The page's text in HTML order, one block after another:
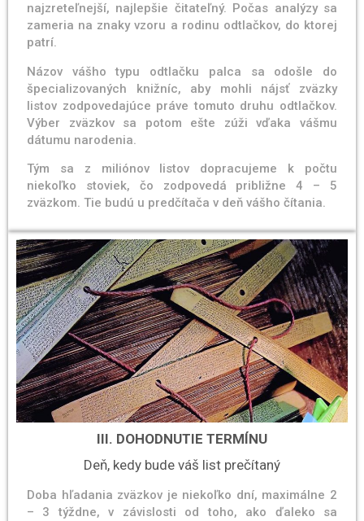
najzreteľnejší, najlepšie čitateľný. Počas analýzy sa
zameria na znaky vzoru a rodinu odtlačkov, do ktorej
patrí.
Názov vášho typu odtlačku palca sa odošle do
špecializovaných knižníc, aby mohli nájsť zväzky
listov zodpovedajúce práve tomuto druhu odtlačkov.
Výber zväzkov sa potom ešte zúži vďaka vášmu
dátumu narodenia.
Tým sa z miliónov listov dopracujeme k počtu
niekoľko stoviek, čo zodpovedá približne 4 – 5
zväzkom. Tie budú u predčítača v deň vášho čítania.
III. DOHODNUTIE TERMÍNU
Deň, kedy bude váš list prečítaný
Doba hľadania zväzkov je niekoľko dní, maximálne 2
– 3 týždne, v závislosti od toho, ako ďaleko sa